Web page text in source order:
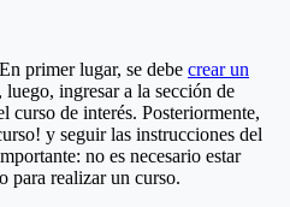
primer lugar, se debe crear un
luego, ingresar a la sección de
curso de interés. Posteriormente,
y seguir las instrucciones del
no es necesario estar
para realizar un curso.